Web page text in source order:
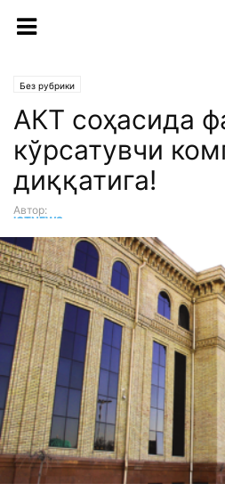
Без рубрики
АКТ соҳасида
кўрсатувчи
диққатига!
Автор:
ICTNEWS таҳририяти